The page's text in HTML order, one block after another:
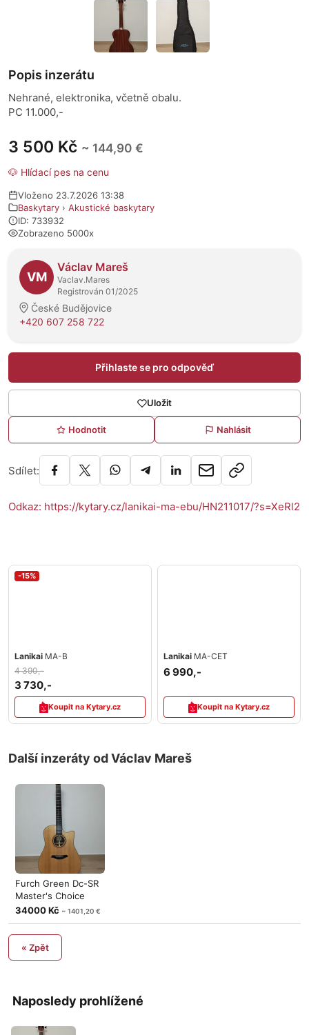
Naposledy prohlížené
3 500 Kč ~ 144,90 €
🐶 Hlídací pes na cenu
Vloženo 23.7.2026 13:38
Baskytary › Akustické baskytary
ID: 733932
Zobrazeno 5000x
O prodejci
VM
Václav Mareš
Vaclav.Mares
Registrován 01/2025
České Budějovice
+420 607 258 722
Přihlaste se pro odpověď
Uložit
Hodnotit Nahlásit
Sdílet:
Popis inzerátu
Nehrané, elektronika, včetně obalu.
PC 11.000,-
Odkaz: https://kytary.cz/lanikai-ma-ebu/HN211017/?s=XeRl2
-15%
Lanikai MA-B
4 390,-
3 730,-
Koupit na Kytary.cz
Lanikai MA-CET
6 990,-
Koupit na Kytary.cz
Další inzeráty od Václav Mareš
Furch Green Dc-SR
Master's Choice
34000 Kč ~ 1401,20 €
« Zpět